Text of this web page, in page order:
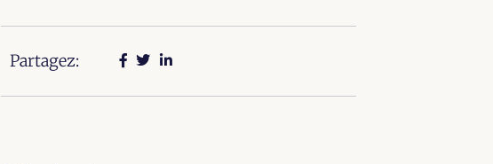
Partagez: